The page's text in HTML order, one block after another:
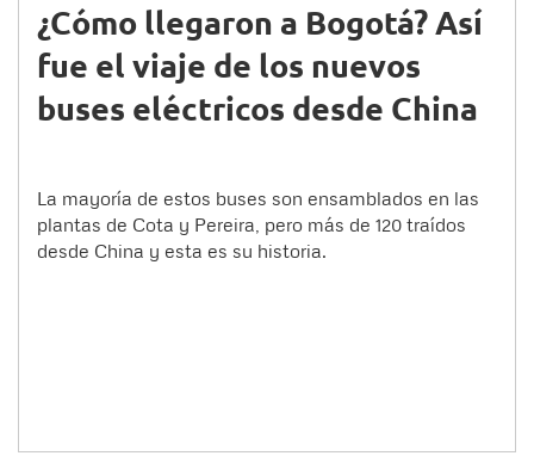
¿Cómo llegaron a Bogotá? Así
fue el viaje de los nuevos
buses eléctricos desde China
La mayoría de estos buses son ensamblados en las
plantas de Cota y Pereira, pero más de 120 traídos
desde China y esta es su historia.